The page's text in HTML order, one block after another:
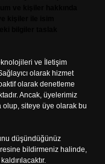
ve İletişim
olarak hizmet
olarak denetleme
Ancak, üyelerimiz
olup, siteye üye olarak bu
düşündüğünüz
bildirmeniz halinde,